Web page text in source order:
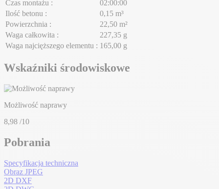
Czas montażu :
02:00:00
Ilość betonu :
0,15 m³
Powierzchnia :
22,50 m²
Waga całkowita :
227,35 g
Waga najcięższego elementu : 165,00 g
Wskaźniki środowiskowe
Możliwość naprawy
8,98 /10
Pobrania
Specyfikacja techniczna
Obraz JPEG
2D DXF